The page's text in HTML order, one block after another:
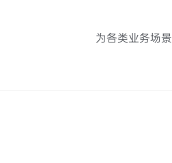
为各类业务场